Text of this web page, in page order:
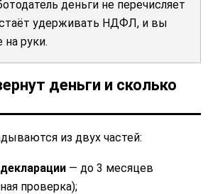
деньги не перечисляет
удерживать НДФЛ, и вы
на руки.
деньги и сколько
из двух частей:
— до 3 месяцев
проверка);